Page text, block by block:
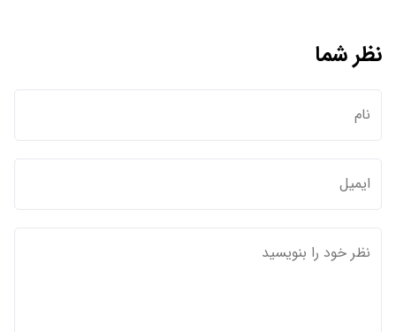
نظر شما